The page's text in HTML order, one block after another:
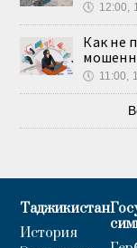
🕔 12:00,
Как не
🕔 11:00,
Таджикистан
История